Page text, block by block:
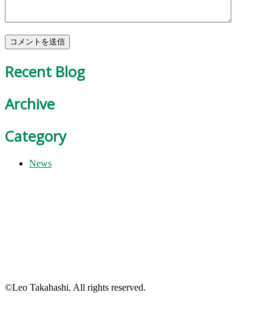
Recent Blog
Archive
Category
News
©Leo Takahashi. All rights reserved.